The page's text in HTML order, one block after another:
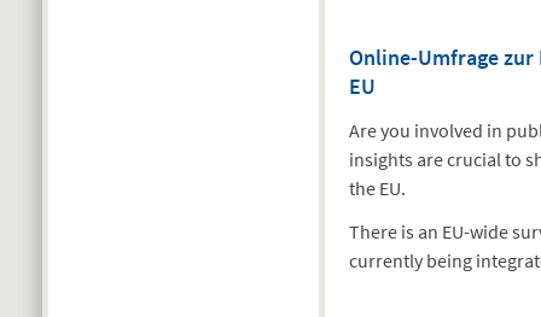
Online-Umfrage
EU
Are you involved in
insights are crucial to
the EU.
There is an EU-wide
currently being